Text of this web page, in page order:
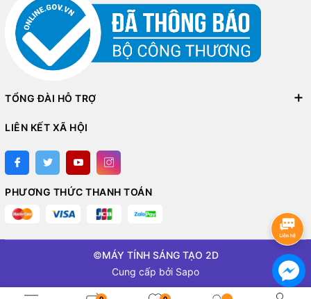
TỔNG ĐÀI HỖ TRỢ
LIÊN KẾT XÃ HỘI
PHƯƠNG THỨC THANH TOÁN
©MÁY TÍNH SÁNG TẠO 2D
Cung cấp bởi Sapo